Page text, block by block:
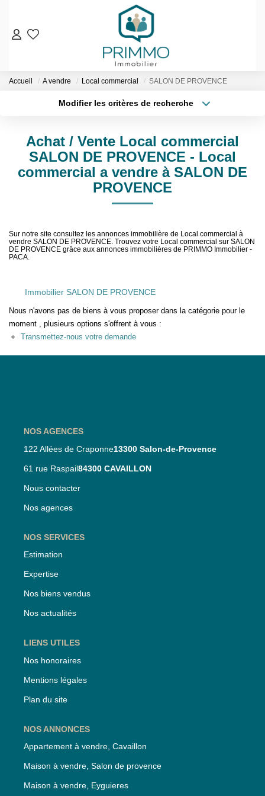
VENTES
Nos Biens En Vente
Nos Biens Vendus
LOCATIONS
ESTIMATION & EXPERTISE
NOS AGENCES
Notre Équipe
CONTACT
Accueil A vendre Local commercial SALON DE PROVENCE
Modifier les critères de recherche
Surface min Budget max
Plus de critères Créer une alerte
Achat / Vente Local commercial
SALON DE PROVENCE - Local
commercial a vendre à SALON DE
PROVENCE
Sur notre site consultez les annonces immobilière de Local commercial à
vendre SALON DE PROVENCE. Trouvez votre Local commercial sur SALON
DE PROVENCE grâce aux annonces immobilières de PRIMMO Immobilier -
PACA.
Immobilier SALON DE PROVENCE
Nous n'avons pas de biens à vous proposer dans la catégorie pour le
moment , plusieurs options s'offrent à vous :
Transmettez-nous votre demande
NOS AGENCES
122 Allées de Craponne13300 Salon-de-Provence
61 rue Raspail84300 CAVAILLON
Nous contacter
Nos agences
NOS SERVICES
Estimation
Expertise
Nos biens vendus
Nos actualités
LIENS UTILES
Nos honoraires
Mentions légales
Plan du site
NOS ANNONCES
Appartement à vendre, Cavaillon
Maison à vendre, Salon de provence
Maison à vendre, Eyguieres